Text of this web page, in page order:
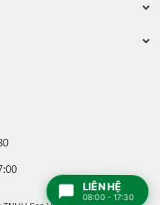
LIÊN HỆ
08:00 - 17:30